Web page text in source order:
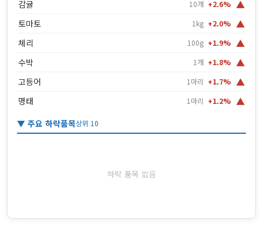
감귤 10개 +2.6% ▲
토마토 1kg +2.0% ▲
체리 100g +1.9% ▲
수박 1개 +1.8% ▲
고등어 1마리 +1.7% ▲
명태 1마리 +1.2% ▲
▼ 주요 하락품목상위 10
하락 품목 없음